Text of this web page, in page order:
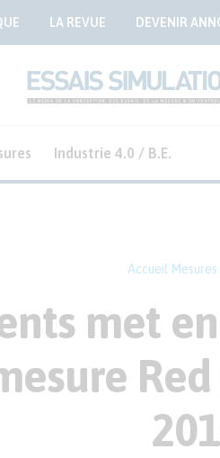
LA REVUE DEVENIR
Industrie 4.0 / B.E.
Accueil
met